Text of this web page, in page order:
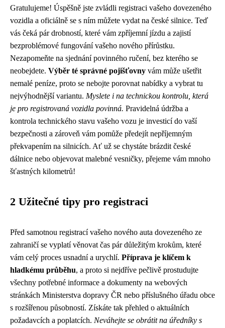
Gratulujeme! Úspěšně jste zvládli registraci vašeho dovezeného
vozidla a oficiálně se s ním můžete vydat na české silnice. Teď
vás čeká pár drobností, které vám zpříjemní jízdu a zajistí
bezproblémové fungování vašeho nového přírůstku.
Nezapomeňte na sjednání povinného ručení, bez kterého se
neobejdete. Výběr té správné pojišťovny vám může ušetřit
nemalé peníze, proto se nebojte porovnat nabídky a vybrat tu
nejvýhodnější variantu. Myslete i na technickou kontrolu, která
je pro registrovaná vozidla povinná. Pravidelná údržba a
kontrola technického stavu vašeho vozu je investicí do vaší
bezpečnosti a zároveň vám pomůže předejít nepříjemným
překvapením na silnicích. Ať už se chystáte brázdit české
dálnice nebo objevovat malebné vesničky, přejeme vám mnoho
šťastných kilometrů!
2 Užitečné tipy pro registraci
Před samotnou registrací vašeho nového auta dovezeného ze
zahraničí se vyplatí věnovat čas pár důležitým krokům, které
vám celý proces usnadní a urychlí. Příprava je klíčem k
hladkému průběhu, a proto si nejdříve pečlivě prostudujte
všechny potřebné informace a dokumenty na webových
stránkách Ministerstva dopravy ČR nebo příslušného úřadu obce
s rozšířenou působností. Získáte tak přehled o aktuálních
požadavcích a poplatcích. Neváhejte se obrátit na úředníky s